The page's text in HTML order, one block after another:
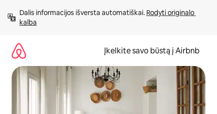
prie
turinio
Dalis informacijos išversta automatiškai. Rodyti originalo
kalba
Įkelkite savo būstą į Airbnb